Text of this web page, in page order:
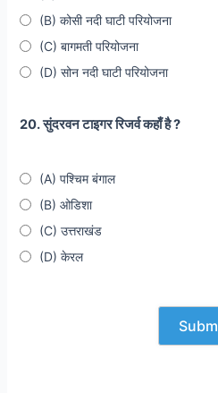
(B) कोसी नदी घाटी परियोजना
(C) बागमती परियोजना
(D) सोन नदी घाटी परियोजना
20. सुंदरवन टाइगर रिजर्व कहाँ है ?
(A) पश्चिम बंगाल
(B) ओडिशा
(C) उत्तराखंड
(D) केरल